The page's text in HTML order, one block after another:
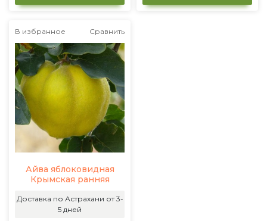
В избранное Сравнить
Айва яблоковидная
Крымская ранняя
Доставка по Астрахани от 3-
5 дней